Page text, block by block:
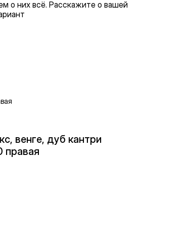
о них всё. Расскажите о вашей
венге, дуб кантри
правая